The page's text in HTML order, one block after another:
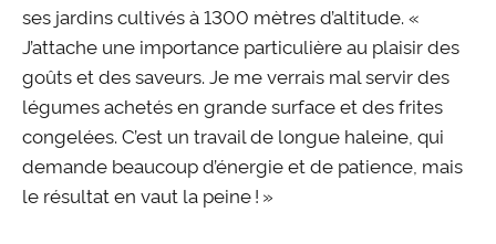
ses jardins cultivés à 1300 mètres d’altitude. «
J’attache une importance particulière au plaisir des
goûts et des saveurs. Je me verrais mal servir des
légumes achetés en grande surface et des frites
congelées. C’est un travail de longue haleine, qui
demande beaucoup d’énergie et de patience, mais
le résultat en vaut la peine ! »